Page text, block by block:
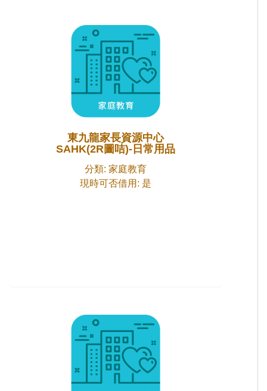
東九龍家長資源中心
SAHK(2R圖咭)-日常用品
分類: 家庭教育
現時可否借用: 是